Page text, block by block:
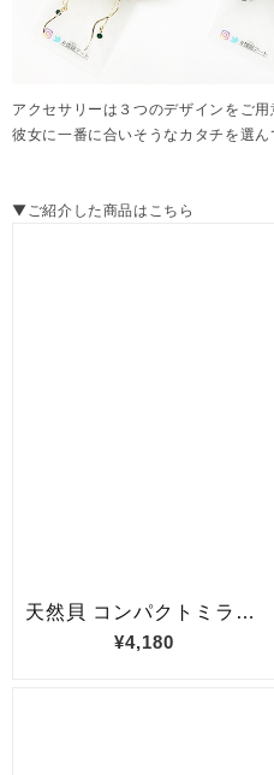
アクセサリーは３つのデザインをご用
彼女に一番に合いそうなカタチを選
▼ご紹介した商品はこちら